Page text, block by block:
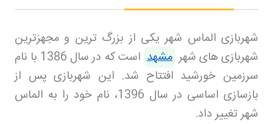
شهربازی الماس شهر یکی از بزرگ ترین و مجهزترین
شهربازی های شهر مشهد
است که در سال 1386 با نام
سرزمین خورشید افتتاح شد. این شهربازی پس از
بازسازی اساسی در سال 1396، نام خود را به الماس
شهر تغییر داد.